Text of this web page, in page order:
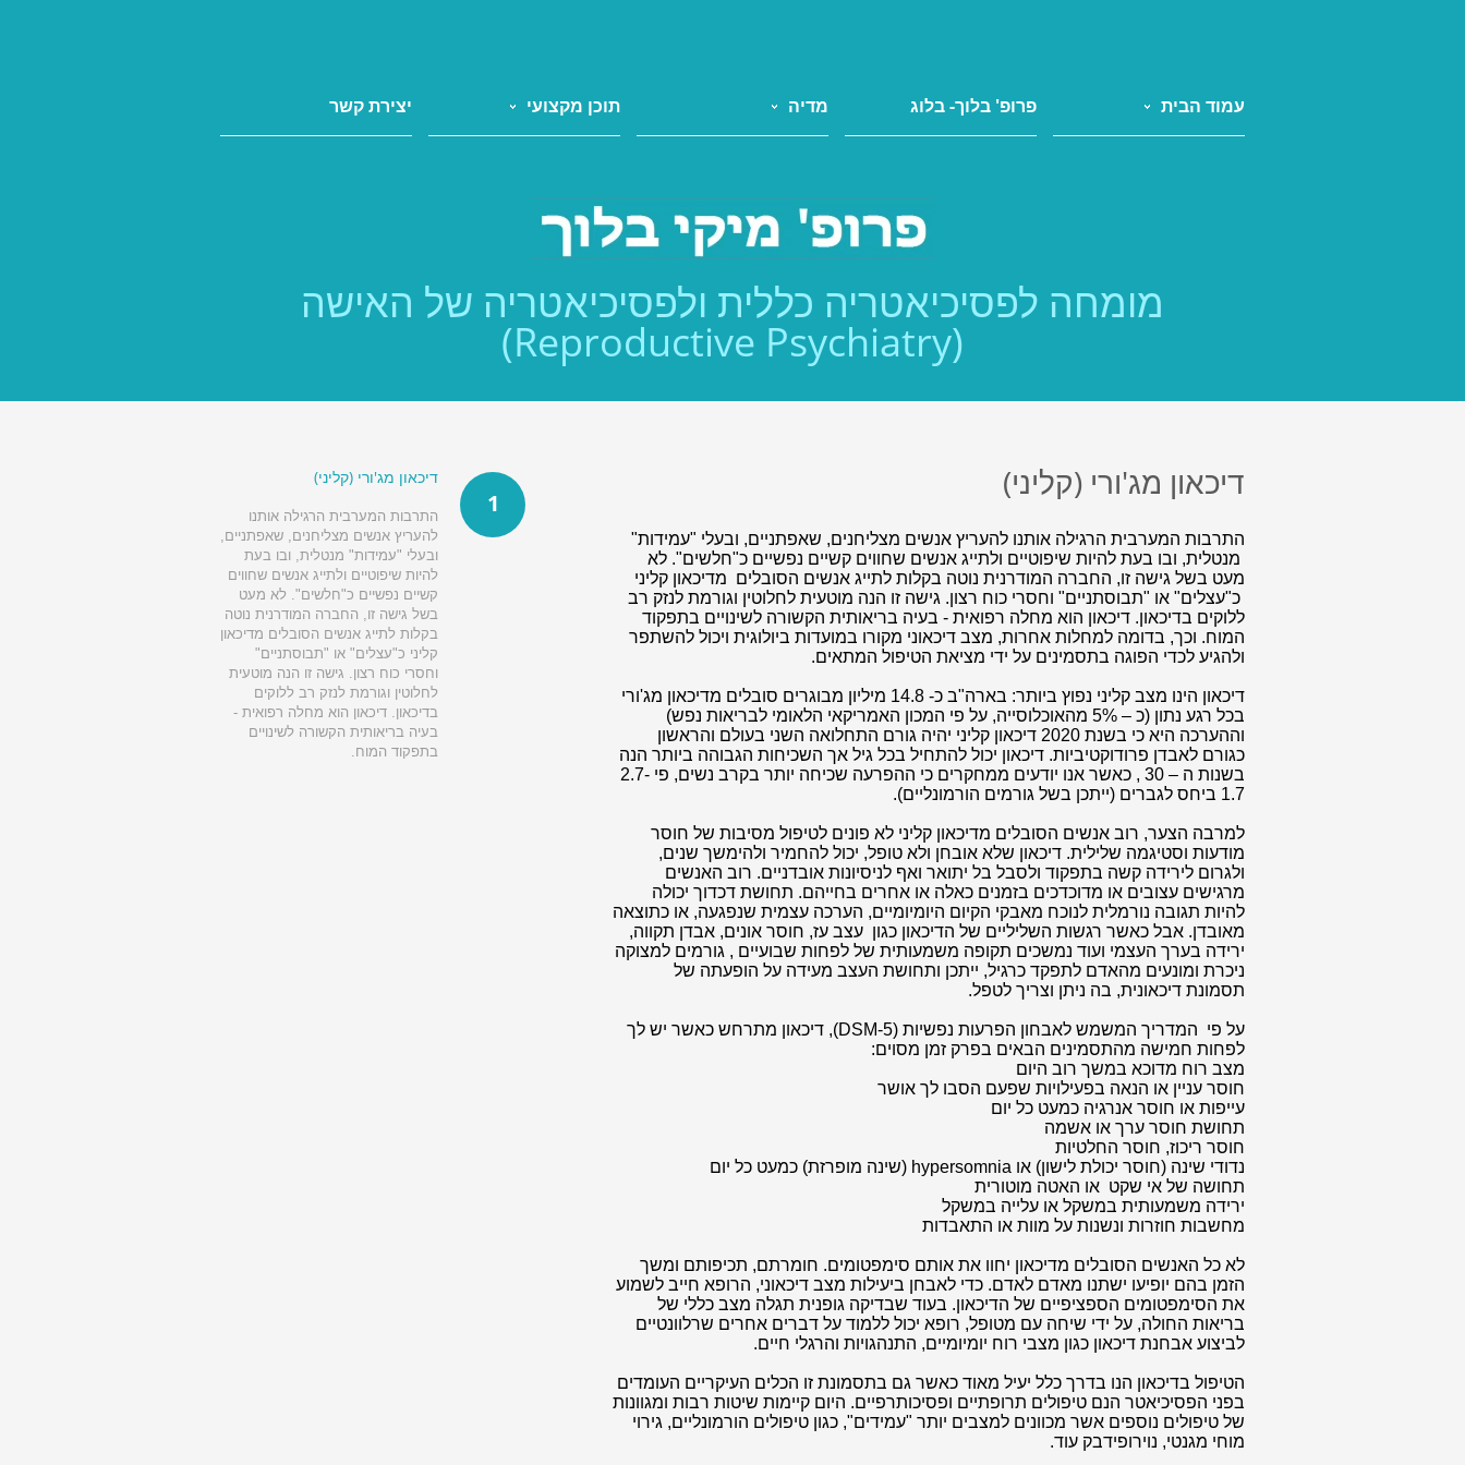
עמוד הבית פרופ' בלוך- בלוג מדיה תוכן מקצועי יצירת קשר
מומחה לפסיכיאטריה כללית ולפסיכיאטריה של האישה
(Reproductive Psychiatry)
דיכאון מג'ורי (קליני)
התרבות המערבית הרגילה אותנו להעריץ אנשים מצליחנים, שאפתניים, ובעלי "עמידות"
מנטלית, ובו בעת להיות שיפוטיים ולתייג אנשים שחווים קשיים נפשיים כ"חלשים". לא
מעט בשל גישה זו, החברה המודרנית נוטה בקלות לתייג אנשים הסובלים מדיכאון קליני
כ"עצלים" או "תבוסתניים" וחסרי כוח רצון. גישה זו הנה מוטעית לחלוטין וגורמת לנזק רב
ללוקים בדיכאון. דיכאון הוא מחלה רפואית - בעיה בריאותית הקשורה לשינויים בתפקוד
המוח. וכך, בדומה למחלות אחרות, מצב דיכאוני מקורו במועדות ביולוגית ויכול להשתפר
ולהגיע לכדי הפוגה בתסמינים על ידי מציאת הטיפול המתאים.
דיכאון הינו מצב קליני נפוץ ביותר: בארה"ב כ- 14.8 מיליון מבוגרים סובלים מדיכאון מג'ורי
בכל רגע נתון (כ – 5% מהאוכלוסייה, על פי המכון האמריקאי הלאומי לבריאות נפש)
וההערכה היא כי בשנת 2020 דיכאון קליני יהיה גורם התחלואה השני בעולם והראשון
כגורם לאבדן פרודוקטיביות. דיכאון יכול להתחיל בכל גיל אך השכיחות הגבוהה ביותר הנה
בשנות ה – 30 , כאשר אנו יודעים ממחקרים כי ההפרעה שכיחה יותר בקרב נשים, פי 2.7-
1.7 ביחס לגברים (ייתכן בשל גורמים הורמונליים).
למרבה הצער, רוב אנשים הסובלים מדיכאון קליני לא פונים לטיפול מסיבות של חוסר
מודעות וסטיגמה שלילית. דיכאון שלא אובחן ולא טופל, יכול להחמיר ולהימשך שנים,
ולגרום לירידה קשה בתפקוד ולסבל בל יתואר ואף לניסיונות אובדניים. רוב האנשים
מרגישים עצובים או מדוכדכים בזמנים כאלה או אחרים בחייהם. תחושת דכדוך יכולה
להיות תגובה נורמלית לנוכח מאבקי הקיום היומיומיים, הערכה עצמית שנפגעה, או כתוצאה
מאובדן. אבל כאשר רגשות השליליים של הדיכאון כגון עצב עז, חוסר אונים, אבדן תקווה,
ירידה בערך העצמי ועוד נמשכים תקופה משמעותית של לפחות שבועיים , גורמים למצוקה
ניכרת ומונעים מהאדם לתפקד כרגיל, ייתכן ותחושת העצב מעידה על הופעתה של
תסמונת דיכאונית, בה ניתן וצריך לטפל.
על פי המדריך המשמש לאבחון הפרעות נפשיות (DSM-5), דיכאון מתרחש כאשר יש לך
לפחות חמישה מהתסמינים הבאים בפרק זמן מסוים:
מצב רוח מדוכא במשך רוב היום
חוסר עניין או הנאה בפעילויות שפעם הסבו לך אושר
עייפות או חוסר אנרגיה כמעט כל יום
תחושת חוסר ערך או אשמה
חוסר ריכוז, חוסר החלטיות
נדודי שינה (חוסר יכולת לישון) או hypersomnia (שינה מופרזת) כמעט כל יום
תחושה של אי שקט או האטה מוטורית
ירידה משמעותית במשקל או עלייה במשקל
מחשבות חוזרות ונשנות על מוות או התאבדות
לא כל האנשים הסובלים מדיכאון יחוו את אותם סימפטומים. חומרתם, תכיפותם ומשך
הזמן בהם יופיעו ישתנו מאדם לאדם. כדי לאבחן ביעילות מצב דיכאוני, הרופא חייב לשמוע
את הסימפטומים הספציפיים של הדיכאון. בעוד שבדיקה גופנית תגלה מצב כללי של
בריאות החולה, על ידי שיחה עם מטופל, רופא יכול ללמוד על דברים אחרים שרלוונטיים
לביצוע אבחנת דיכאון כגון מצבי רוח יומיומיים, התנהגויות והרגלי חיים.
הטיפול בדיכאון הנו בדרך כלל יעיל מאוד כאשר גם בתסמונת זו הכלים העיקריים העומדים
בפני הפסיכיאטר הנם טיפולים תרופתיים ופסיכותרפיים. היום קיימות שיטות רבות ומגוונות
של טיפולים נוספים אשר מכוונים למצבים יותר "עמידים", כגון טיפולים הורמונליים, גירוי
מוחי מגנטי, נוירופידבק עוד.
1
דיכאון מג'ורי (קליני)
התרבות המערבית הרגילה אותנו
להעריץ אנשים מצליחנים, שאפתניים,
ובעלי "עמידות" מנטלית, ובו בעת
להיות שיפוטיים ולתייג אנשים שחווים
קשיים נפשיים כ"חלשים". לא מעט
בשל גישה זו, החברה המודרנית נוטה
בקלות לתייג אנשים הסובלים מדיכאון
קליני כ"עצלים" או "תבוסתניים"
וחסרי כוח רצון. גישה זו הנה מוטעית
לחלוטין וגורמת לנזק רב ללוקים
בדיכאון. דיכאון הוא מחלה רפואית -
בעיה בריאותית הקשורה לשינויים
בתפקוד המוח.